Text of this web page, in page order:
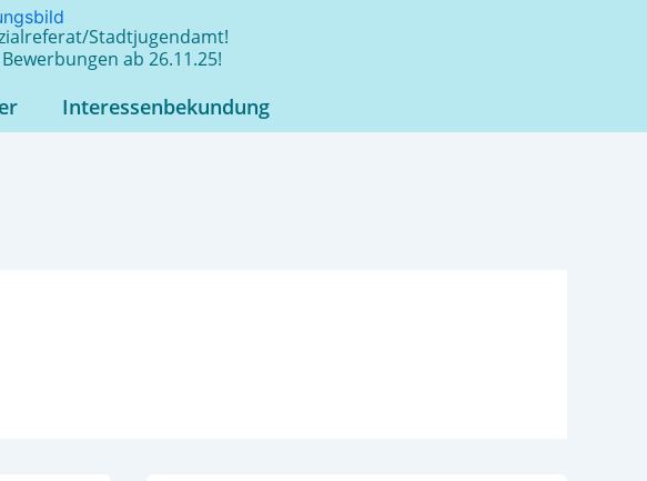
Stadtjugendamt!
ab 26.11.25!
Interessenbekundung